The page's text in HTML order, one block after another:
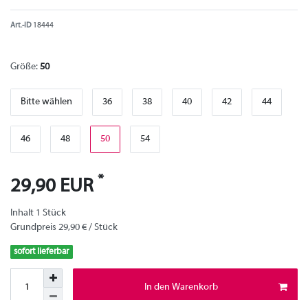
Art.-ID 18444
Größe: 50
Bitte wählen 36 38 40 42 44
46 48 50 54
29,90 EUR *
Inhalt 1 Stück
Grundpreis 29,90 € / Stück
sofort lieferbar
In den Warenkorb